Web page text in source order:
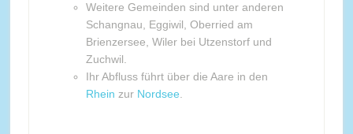
Weitere Gemeinden sind unter anderen
Schangnau, Eggiwil, Oberried am
Brienzersee, Wiler bei Utzenstorf und
Zuchwil.
Ihr Abfluss führt über die Aare in den
Rhein zur Nordsee